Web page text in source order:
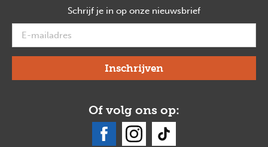
Schrijf je in op onze nieuwsbrief
Of volg ons op: